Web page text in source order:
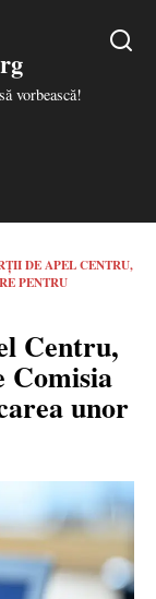
vorbească!
DE APEL CENTRU,
PENTRU
Centru,
Comisia
unor